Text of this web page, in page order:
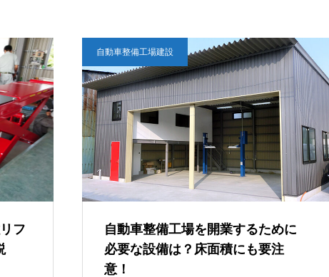
フ
自動車整備工場建設
自動車整備工場を開業するために
必要な設備は？床面積にも要注
意！